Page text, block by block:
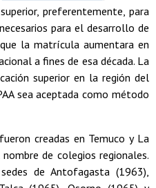
preferentemente, para
para el desarrollo de
la matrícula aumentara en
a fines de esa década. La
superior en la región del
sea aceptada como método
creadas en Temuco y La
de colegios regionales.
de Antofagasta (1963),